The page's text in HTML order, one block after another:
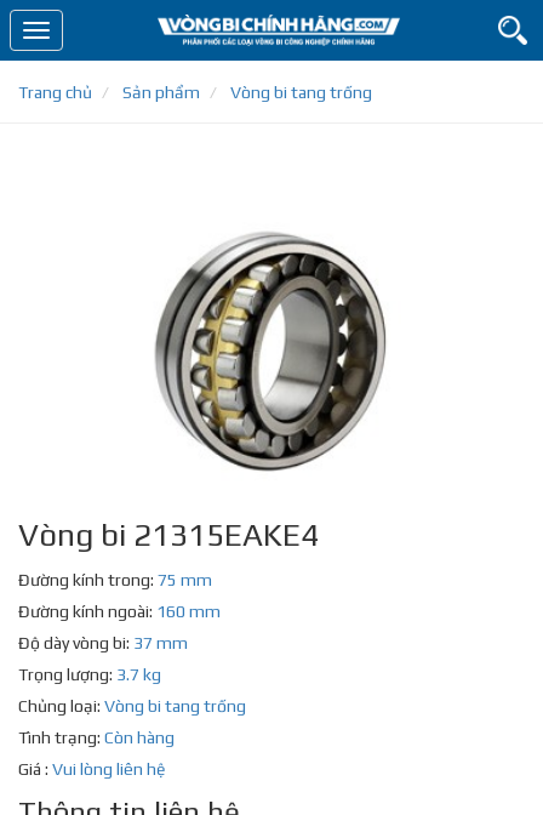
Toggle
navigation
Trang chủ
Sản phẩm Vòng bi tang trống
Vòng bi 21315EAKE4
Đường kính trong: 75 mm
Đường kính ngoài: 160 mm
Độ dày vòng bi: 37 mm
Trọng lượng: 3.7 kg
Chủng loại: Vòng bi tang trống
Tình trạng: Còn hàng
Giá : Vui lòng liên hệ